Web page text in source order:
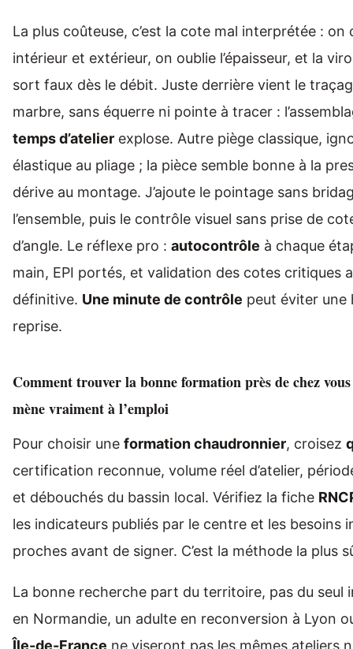
La plus coûteuse, c’est la cote mal interprétée : on
intérieur et extérieur, on oublie l’épaisseur, et la
sort faux dès le débit. Juste derrière vient le
marbre, sans équerre ni pointe à tracer :
temps d’atelier explose. Autre piège classique,
élastique au pliage ; la pièce semble bonne à la
dérive au montage. J’ajoute le pointage sans
l’ensemble, puis le contrôle visuel sans prise de
d’angle. Le réflexe pro : autocontrôle à chaque
main, EPI portés, et validation des cotes critiques
définitive. Une minute de contrôle peut éviter une
reprise.
Comment trouver la bonne formation près de chez
mène vraiment à l’emploi
Pour choisir une formation chaudronnier, croisez
certification reconnue, volume réel d’atelier,
et débouchés du bassin local. Vérifiez la fiche
les indicateurs publiés par le centre et les besoins
proches avant de signer. C’est la méthode la plus
La bonne recherche part du territoire, pas du seul
en Normandie, un adulte en reconversion à Lyon
Île-de-France ne viseront pas les mêmes ateliers